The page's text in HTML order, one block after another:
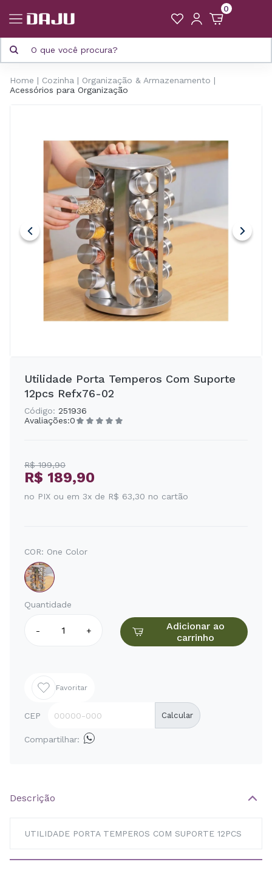
0
Home Cozinha
Organização & Armazenamento
Acessórios para Organização
Utilidade Porta Temperos Com Suporte
12pcs Refx76-02
Código: 251936
Avaliações:0
R$ 199,90
R$ 189,90
no PIX ou em 3x de R$ 63,30 no cartão
COR: One Color
Quantidade
- +
Adicionar ao
carrinho
Favoritar
CEP Calcular
Compartilhar:
Descrição
UTILIDADE PORTA TEMPEROS COM SUPORTE 12PCS